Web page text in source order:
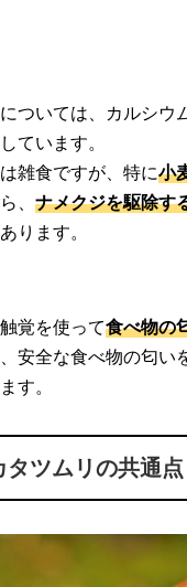
ついては、カルシウ
ています。
雑食ですが、特に小
、 ナメクジを駆除す
ります。
覚を使って食べ物の
安全な食べ物の匂い
す。
ツムリの共通点